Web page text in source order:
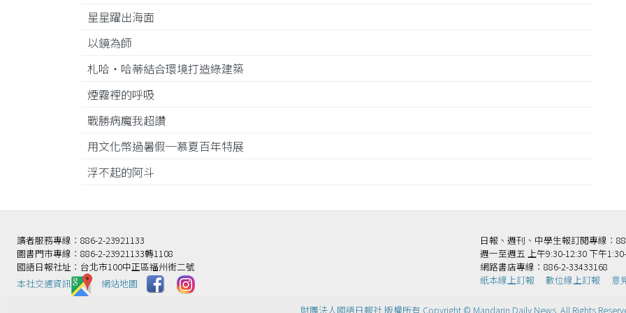
星星躍出海面
以鏡為師
札哈‧哈蒂結合環境打造綠建築
煙霧裡的呼吸
戰勝病魔我超讚
用文化幣過暑假─慕夏百年特展
浮不起的阿斗
讀者服務專線：886-2-23921133
圖書門市專線：886-2-23921133轉1108
國語日報社址：台北市100中正區福州街二號
本社交通資訊️
網站地圖
日報、週刊、中學生報訂閱專線：
週一至週五 上午9:30-12:30 下午
網路書店專線：886-2-33433168
紙本線上訂報
數位線上訂報 意
財團法人國語日報社 版權所有 Copyright © Mandarin Daily News. All Rights